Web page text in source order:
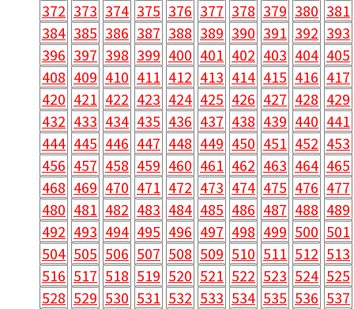
372 373 374 375 376 377 378 379 380 381
384 385 386 387 388 389 390 391 392 393
396 397 398 399 400 401 402 403 404 405
408 409 410 411 412 413 414 415 416 417
420 421 422 423 424 425 426 427 428 429
432 433 434 435 436 437 438 439 440 441
444 445 446 447 448 449 450 451 452 453
456 457 458 459 460 461 462 463 464 465
468 469 470 471 472 473 474 475 476 477
480 481 482 483 484 485 486 487 488 489
492 493 494 495 496 497 498 499 500 501
504 505 506 507 508 509 510 511 512 513
516 517 518 519 520 521 522 523 524 525
528 529 530 531 532 533 534 535 536 537